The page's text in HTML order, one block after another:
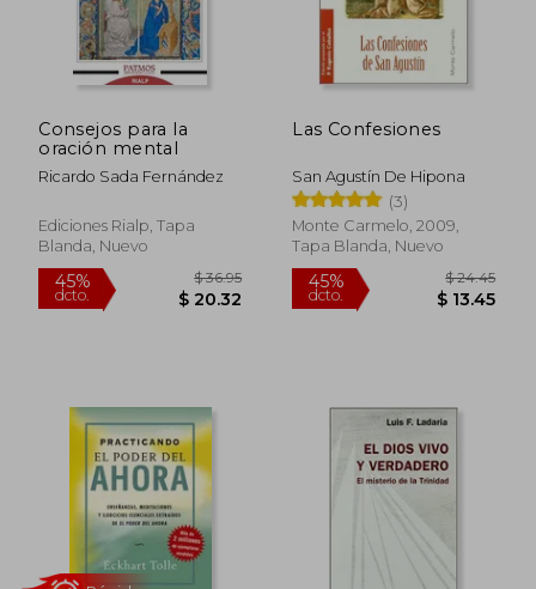
Consejos para la
oración mental
Ricardo Sada Fernández
Ediciones Rialp, Tapa
Blanda, Nuevo
45%
dcto.
Las Confesiones
San Agustín De Hipona
(3)
Monte Carmelo, 2009,
Tapa Blanda, Nuevo